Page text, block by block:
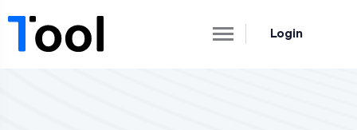
Login